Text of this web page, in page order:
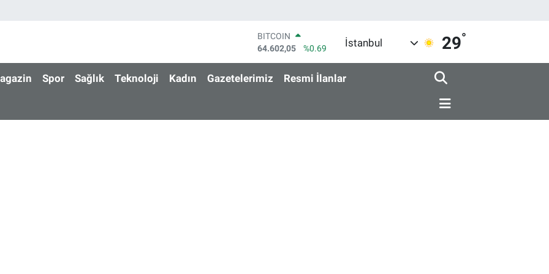
BITCOIN
64.602,05
%0.69
47,6006
%0.06
EURO
64,2398
%0.2
İstanbul 29°
Spor Sağlık Teknoloji Kadın Gazetelerimiz Resmi İlanlar